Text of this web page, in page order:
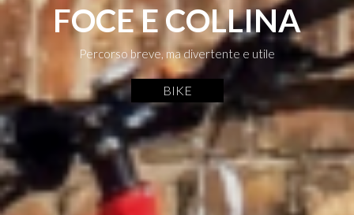
FOCE E COLLINA
Percorso breve, ma divertente e utile
BIKE